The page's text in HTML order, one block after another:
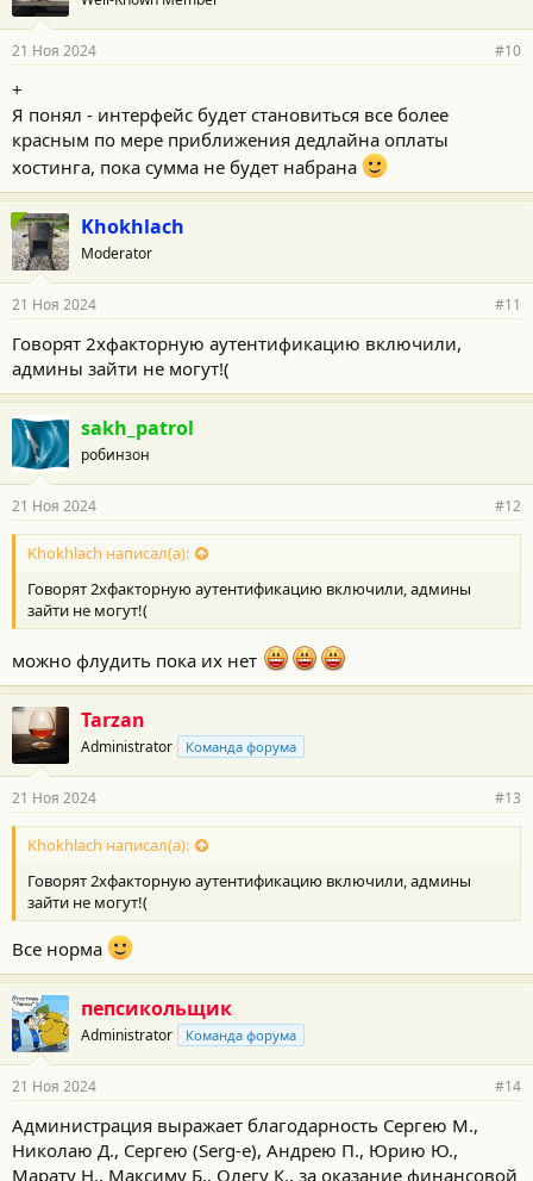
а
н
т
и
21 Ноя 2024 #10
+
Я понял - интерфейс будет становиться все более
красным по мере приближения дедлайна оплаты
хостинга, пока сумма не будет набрана
Khokhlach
Moderator
21 Ноя 2024 #11
Говорят 2хфакторную аутентификацию включили,
админы зайти не могут!(
sakh_patrol
робинзон
21 Ноя 2024 #12
Khokhlach написал(а):
Говорят 2хфакторную аутентификацию включили, админы
зайти не могут!(
можно флудить пока их нет
Tarzan
Administrator Команда форума
21 Ноя 2024 #13
Khokhlach написал(а):
Говорят 2хфакторную аутентификацию включили, админы
зайти не могут!(
Все норма
пепсикольщик
Administrator Команда форума
21 Ноя 2024 #14
Администрация выражает благодарность Сергею М.,
Николаю Д., Сергею (Serg-e), Андрею П., Юрию Ю.,
Марату Н., Максиму Б., Олегу К., за оказание финансовой